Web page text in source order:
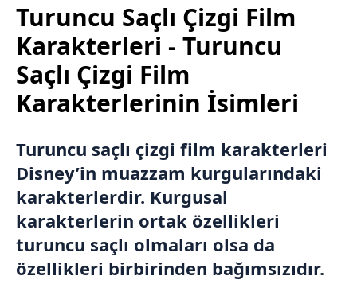
Turuncu Saçlı Çizgi Film
Karakterleri - Turuncu
Saçlı Çizgi Film
Karakterlerinin İsimleri
Turuncu saçlı çizgi film karakterleri
Disney’in muazzam kurgularındaki
karakterlerdir. Kurgusal
karakterlerin ortak özellikleri
turuncu saçlı olmaları olsa da
özellikleri birbirinden bağımsızıdır.